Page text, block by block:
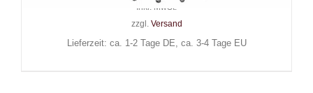
Inkl. MwSt.
zzgl. Versand
Lieferzeit: ca. 1-2 Tage DE, ca. 3-4 Tage EU